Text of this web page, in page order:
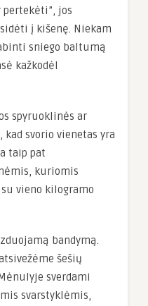
jos
į kišenę. Niekam
sniego baltumą
kažkodėl
spyruoklinės ar
svorio vienetas yra
taip pat
kuriomis
vieno kilogramo
bandymą.
šešių
sverdami
svarstyklėmis,